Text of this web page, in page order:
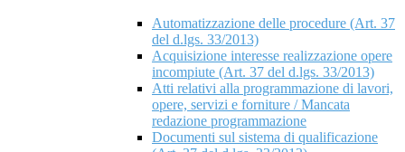
Automatizzazione delle procedure (Art. 37
del d.lgs. 33/2013)
Acquisizione interesse realizzazione opere
incompiute (Art. 37 del d.lgs. 33/2013)
Atti relativi alla programmazione di lavori,
opere, servizi e forniture / Mancata
redazione programmazione
Documenti sul sistema di qualificazione